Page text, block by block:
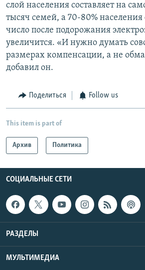
слой населения составляет на
тысяч семей, а 70-80% населения
число после подорожания
увеличится. «И нужно думать
размерах компенсации, а не
добавил он.
Поделиться Follow us
This item is part of
Архив Политика
СОЦИАЛЬНЫЕ СЕТИ
РАЗДЕЛЫ
МУЛЬТИМЕДИА